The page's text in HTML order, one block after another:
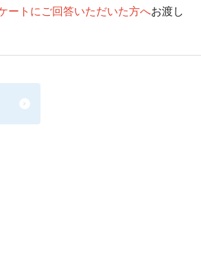
ートにご回答いただいた方へお渡し